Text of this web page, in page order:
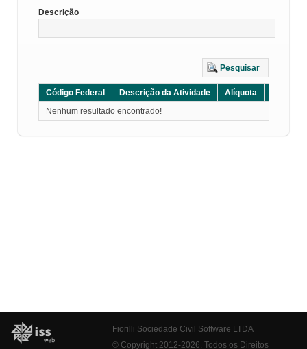
Descrição
Pesquisar
Código Federal Descrição da Atividade Alíquota
Nenhum resultado encontrado!
Fiorilli Sociedade Civil Software LTDA
© Copyright 2012-2026. Todos os Direitos